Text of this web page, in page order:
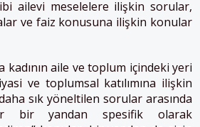
ailevi meselelere ilişkin sorular,
ve faiz konusuna ilişkin konular
kadının aile ve toplum içindeki yeri
ve toplumsal katılımına ilişkin
sık yöneltilen sorular arasında
bir yandan spesifik olarak